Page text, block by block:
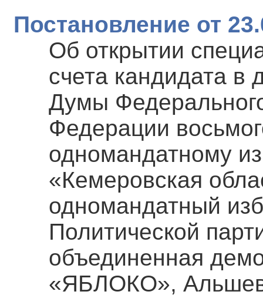
Постановление от
Об открытии
счета кандидата в
Думы
Федерации
одномандатному
«Кемеровская
одномандатный
Политической
объединенная
«ЯБЛОКО»,